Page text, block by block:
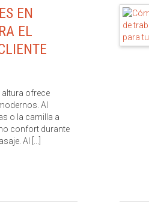
EN
EL
altura ofrece
Al
o la camilla a
confort durante
Al [...]